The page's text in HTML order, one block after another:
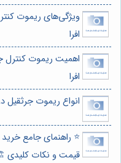
افرا
اهمیت ریموت کنترل
افرا
انواع ریموت جرثقیل
⭐️ راهنمای جامع
قیمت و نکات کلیدی